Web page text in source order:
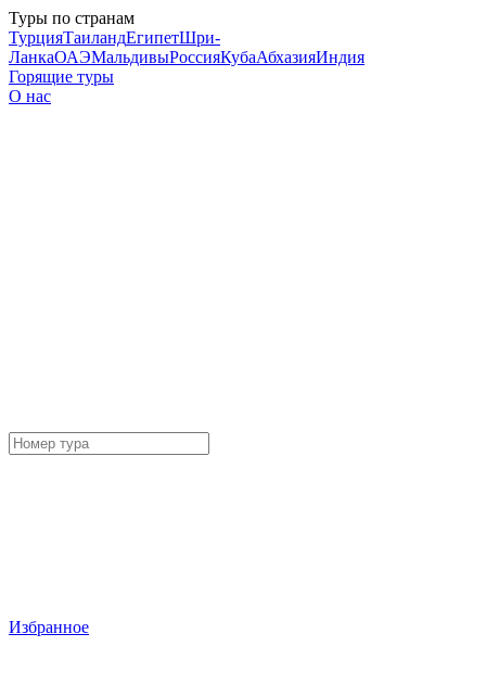
Туры по странам
ТурцияТаиландЕгипетШри-
ЛанкаОАЭМальдивыРоссияКубаАбхазияИндия
Горящие туры
О нас
Избранное